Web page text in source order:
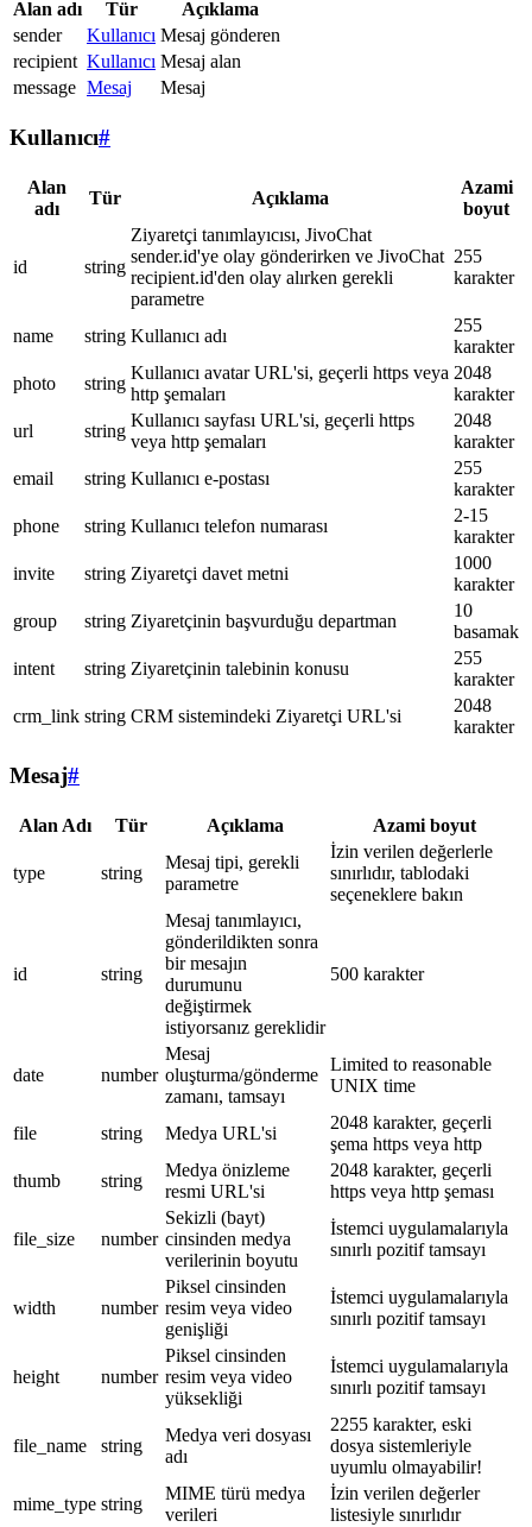
Alan adı Tür
Açıklama
sender
Kullanıcı Mesaj gönderen
recipient Kullanıcı Mesaj alan
message Mesaj Mesaj
Kullanıcı#
Alan
adı
Tür Açıklama
Azami
boyut
id string
Ziyaretçi tanımlayıcısı, JivoChat
sender.id'ye olay gönderirken ve JivoChat
recipient.id'den olay alırken gerekli
parametre
255
karakter
name string Kullanıcı adı
255
karakter
photo
string
Kullanıcı avatar URL'si, geçerli https veya
http şemaları
2048
karakter
url
string
Kullanıcı sayfası URL'si, geçerli https
veya http şemaları
2048
karakter
email
string Kullanıcı e-postası
255
karakter
phone
string Kullanıcı telefon numarası
2-15
karakter
invite
string Ziyaretçi davet metni
1000
karakter
group
string Ziyaretçinin başvurduğu departman
10
basamak
intent
string Ziyaretçinin talebinin konusu
255
karakter
crm_link string CRM sistemindeki Ziyaretçi URL'si
2048
karakter
Mesaj#
Alan Adı Tür Açıklama Azami boyut
type string
Mesaj tipi, gerekli
parametre
İzin verilen değerlerle
sınırlıdır, tablodaki
seçeneklere bakın
id string
Mesaj tanımlayıcı,
gönderildikten sonra
bir mesajın
durumunu
değiştirmek
istiyorsanız gereklidir
500 karakter
date number
Mesaj
oluşturma/gönderme
zamanı, tamsayı
Limited to reasonable
UNIX time
file string Medya URL'si
2048 karakter, geçerli
şema https veya http
thumb
string
Medya önizleme
resmi URL'si
2048 karakter, geçerli
https veya http şeması
file_size number
Sekizli (bayt)
cinsinden medya
verilerinin boyutu
İstemci uygulamalarıyla
sınırlı pozitif tamsayı
width number
Piksel cinsinden
resim veya video
genişliği
İstemci uygulamalarıyla
sınırlı pozitif tamsayı
height number
Piksel cinsinden
resim veya video
yüksekliği
İstemci uygulamalarıyla
sınırlı pozitif tamsayı
file_name string
Medya veri dosyası
adı
2255 karakter, eski
dosya sistemleriyle
uyumlu olmayabilir!
mime_type string
MIME türü medya
verileri
İzin verilen değerler
listesiyle sınırlıdır